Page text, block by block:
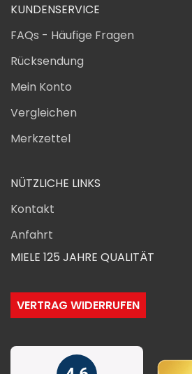
KUNDENSERVICE
FAQs - Häufige Fragen
Rücksendung
Mein Konto
Vergleichen
Merkzettel
NÜTZLICHE LINKS
Kontakt
Anfahrt
MIELE 125 JAHRE QUALITÄT
VERTRAG WIDERRUFEN